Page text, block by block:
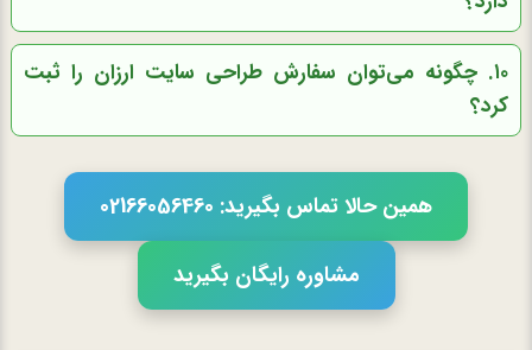
۱۰. چگونه می‌توان سفارش طراحی سایت ارزان را ثبت
کرد؟
همین حالا تماس بگیرید: 02166056460
مشاوره رایگان بگیرید